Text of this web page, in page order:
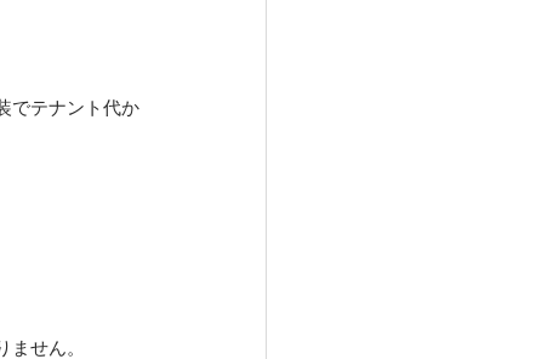
でテナント代か
せん。